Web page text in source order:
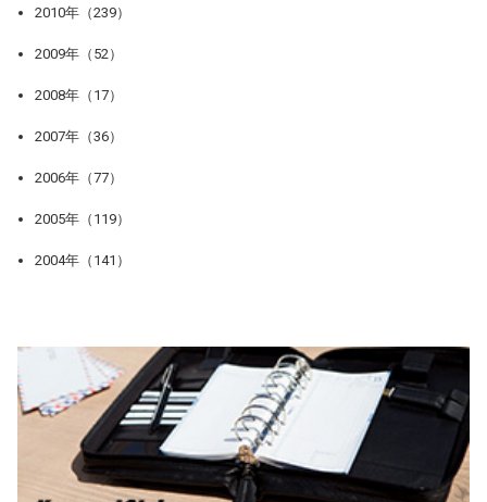
2010年（239）
2009年（52）
2008年（17）
2007年（36）
2006年（77）
2005年（119）
2004年（141）